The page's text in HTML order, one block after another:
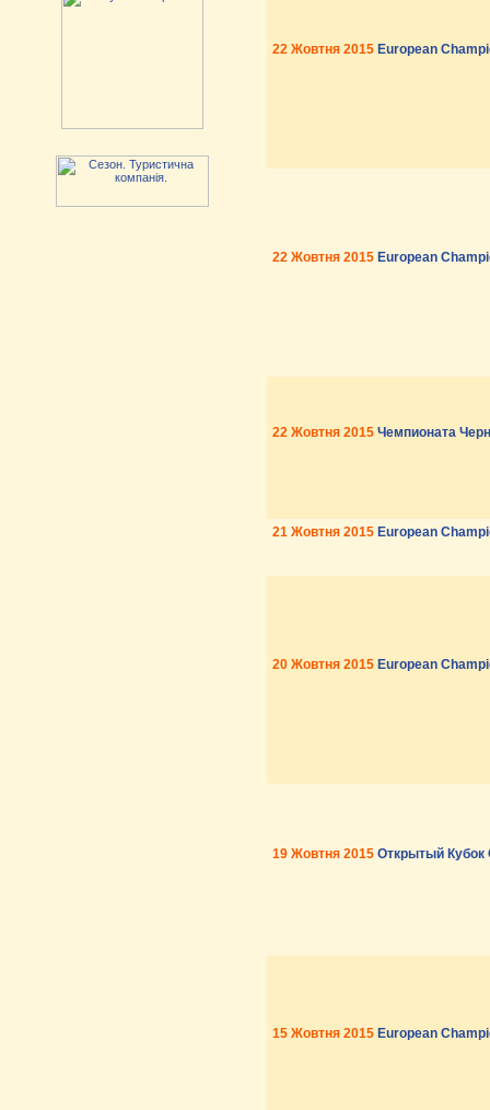
22 Жовтня 2015 European
22 Жовтня 2015 European
22 Жовтня 2015 Чемпионата
21 Жовтня 2015 European
20 Жовтня 2015 European
19 Жовтня 2015 Открытый Кубок
15 Жовтня 2015 European